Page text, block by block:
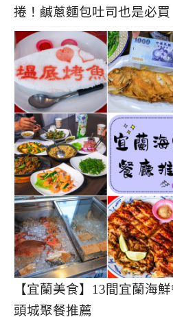
捲！鹹蔥麵包吐司也是必買
【宜蘭美食】13間宜蘭海
頭城聚餐推薦